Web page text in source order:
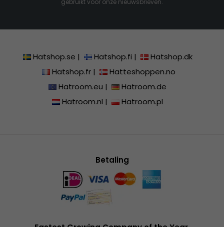
gebruikt voor onze nieuwsbrieven.
Hatshop.se | Hatshop.fi |
Hatshop.dk
Hatshop.fr|
Hatteshoppen.no
Hatroom.eu |
Hatroom.de
Hatroom.nl | Hatroom.pl
Betaling